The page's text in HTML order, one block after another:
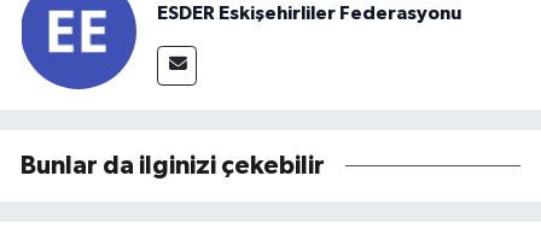
ESDER Eskişehirliler Federasyonu
Bunlar da ilginizi çekebilir